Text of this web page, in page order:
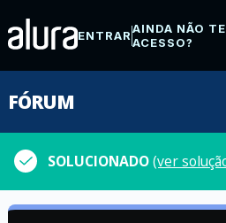
ENTRARAINDA NÃO
ACESSO?
FÓRUM
SOLUCIONADO(ver